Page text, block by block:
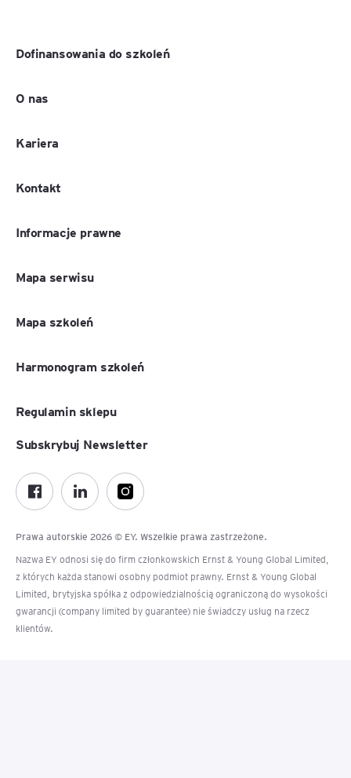
Dofinansowania do szkoleń
O nas
Kariera
Kontakt
Informacje prawne
Mapa serwisu
Mapa szkoleń
Harmonogram szkoleń
Regulamin sklepu
Prawa autorskie 2026 © EY. Wszelkie prawa zastrzeżone.
Nazwa EY odnosi się do firm członkowskich Ernst & Young Global Limited,
z których każda stanowi osobny podmiot prawny. Ernst & Young Global
Limited, brytyjska spółka z odpowiedzialnością ograniczoną do wysokości
gwarancji (company limited by guarantee) nie świadczy usług na rzecz
klientów.
Subskrybuj Newsletter